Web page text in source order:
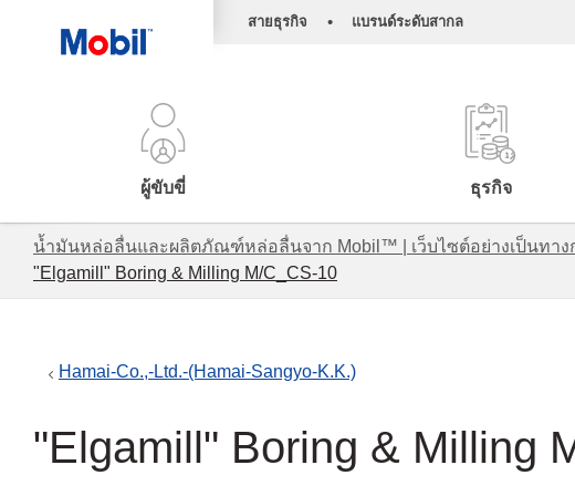
สายธุรกิจ • แบรนด์ระดับสากล
ผู้ขับขี่ ธุรกิจ
น้ำมันหล่อลื่นและผลิตภัณฑ์หล่อลื่นจาก Mobil™ | เว็บไซต์อย่างเป็นทาง
"Elgamill" Boring & Milling M/C_CS-10
Hamai-Co.,-Ltd.-(Hamai-Sangyo-K.K.)
"Elgamill" Boring & Milling